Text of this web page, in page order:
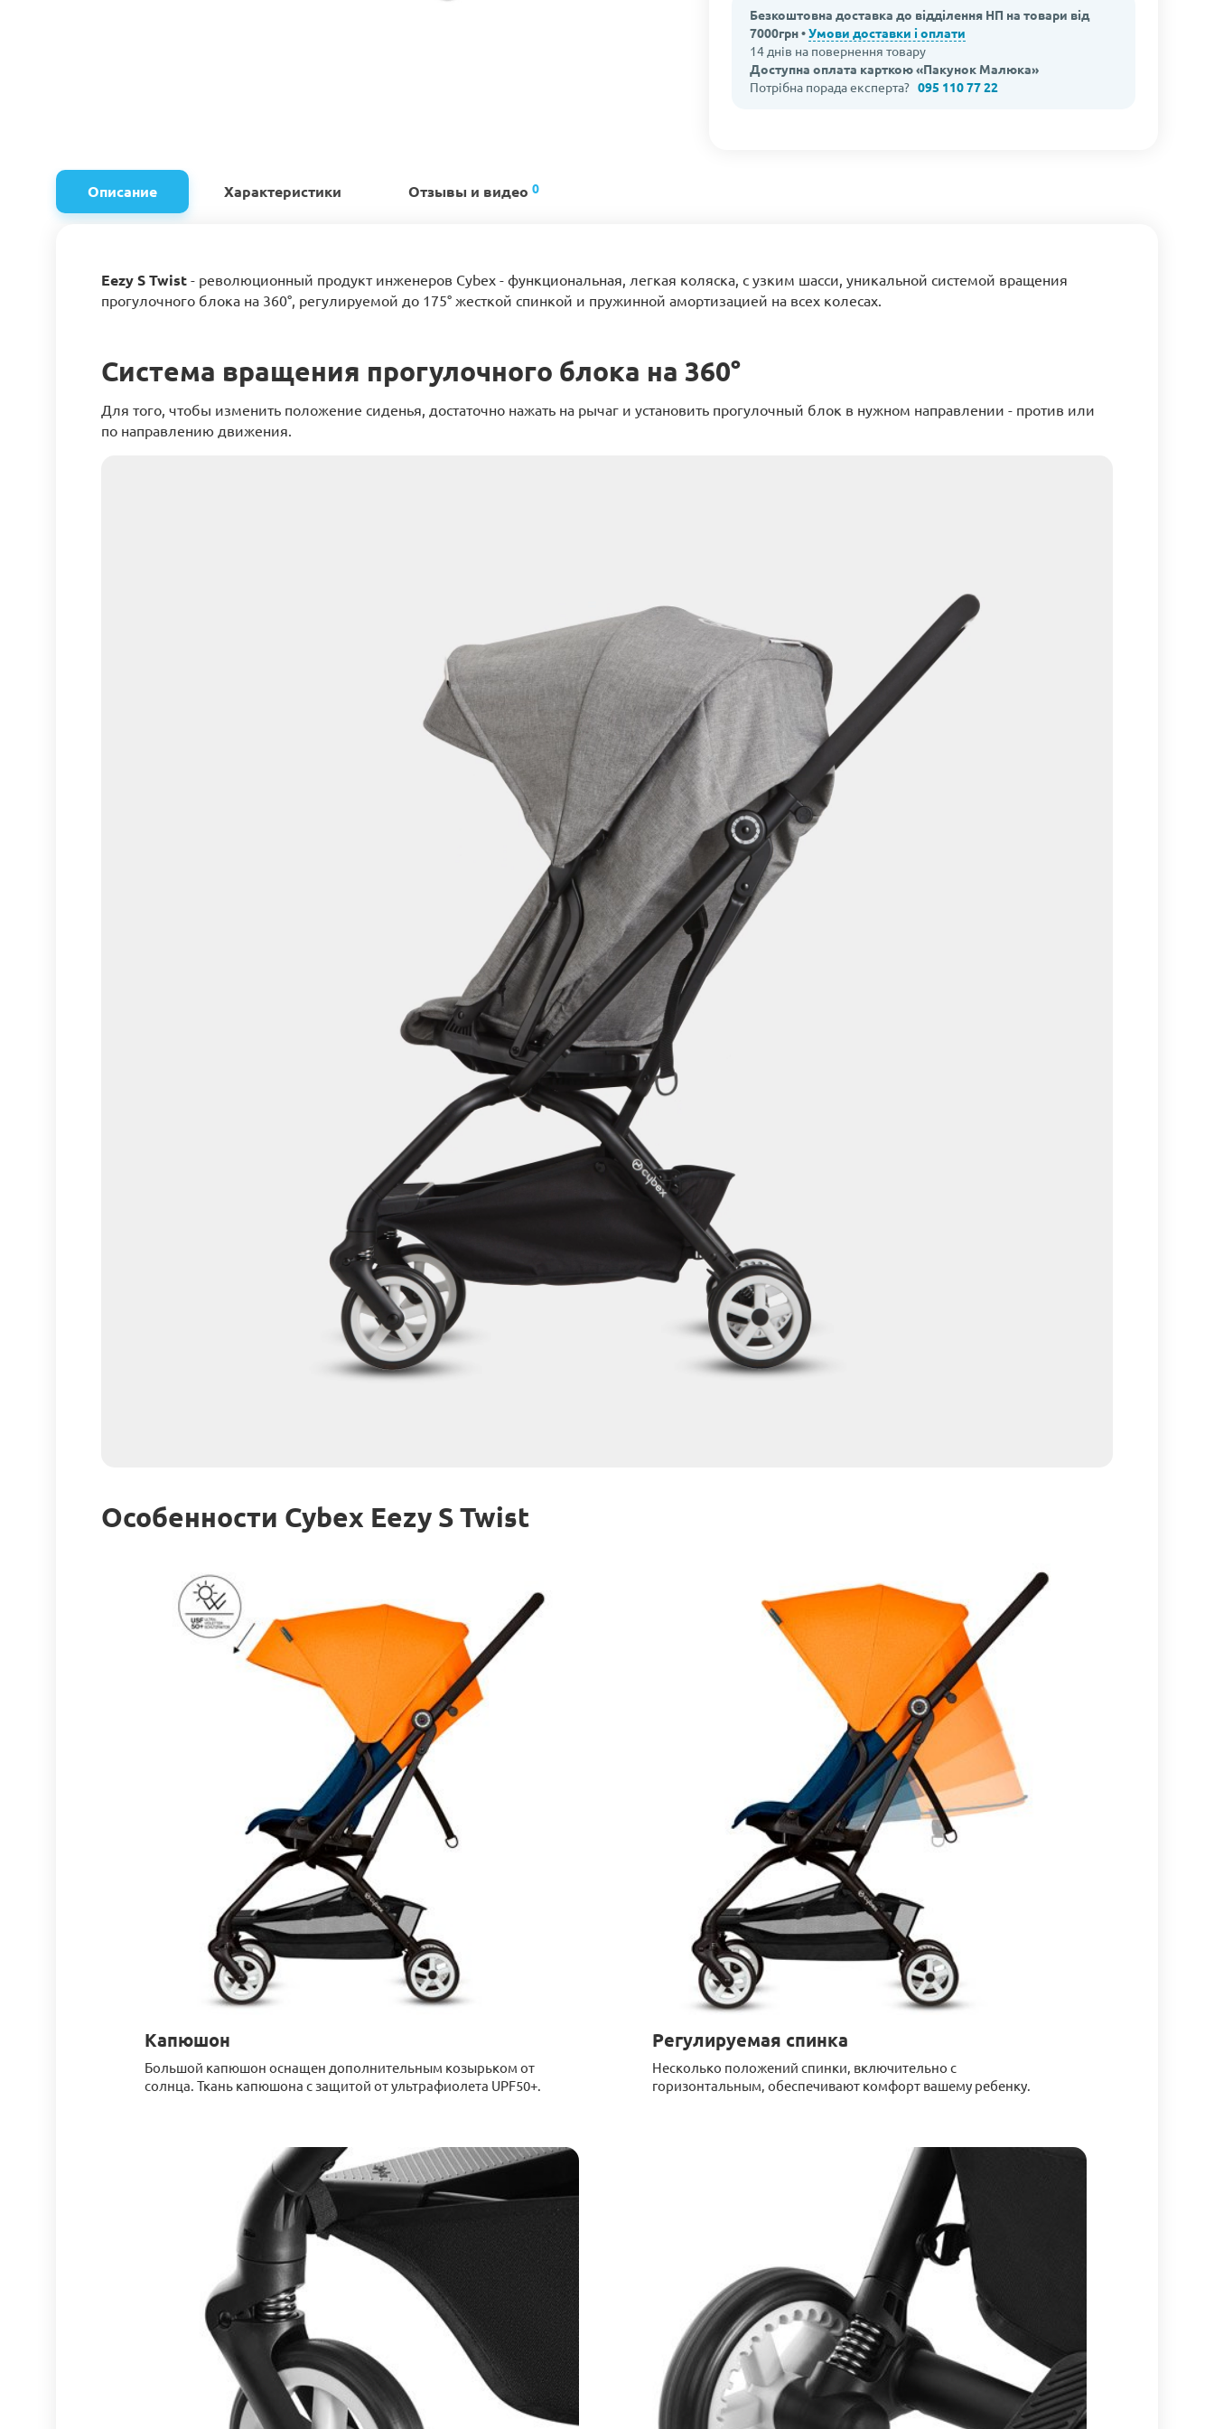
Безкоштовна доставка до відділення НП на товари від
7000грн •Умови доставки і оплати
14 днів на повернення товару
Доступна оплата карткою «Пакунок Малюка»
Потрібна порада експерта?095 110 77 22
Описание Характеристики Отзывы и видео 0
Eezy S Twist - революционный продукт инженеров Cybex - функциональная, легкая коляска, с узким шасси, уникальной системой вращения
прогулочного блока на 360°, регулируемой до 175° жесткой спинкой и пружинной амортизацией на всех колесах.
Система вращения прогулочного блока на 360°
Для того, чтобы изменить положение сиденья, достаточно нажать на рычаг и установить прогулочный блок в нужном направлении - против или
по направлению движения.
Особенности Сybex Eezy S Twist
Капюшон
Большой капюшон оснащен дополнительным козырьком от
солнца. Ткань капюшона с защитой от ультрафиолета UPF50+.
Регулируемая спинка
Несколько положений спинки, включительно с
горизонтальным, обеспечивают комфорт вашему ребенку.